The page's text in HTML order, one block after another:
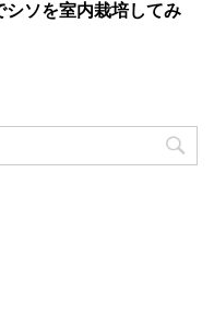
シソを室内栽培してみ